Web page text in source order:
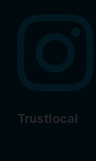
Trustlocal